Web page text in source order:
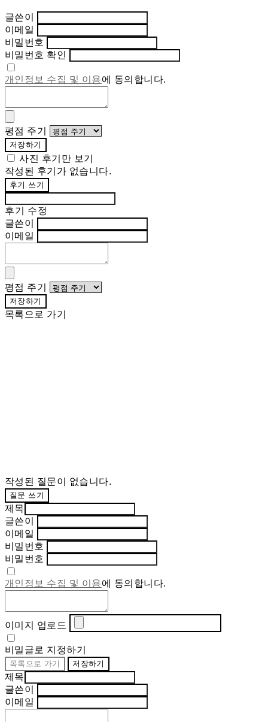
글쓴이
이메일
비밀번호
비밀번호 확인
개인정보 수집 및 이용에 동의합니다.
평점 주기
저장하기
사진 후기만 보기
작성된 후기가 없습니다.
후기 쓰기
후기 수정
글쓴이
이메일
평점 주기
저장하기
목록으로 가기
작성된 질문이 없습니다.
질문 쓰기
제목
글쓴이
이메일
비밀번호
비밀번호
개인정보 수집 및 이용에 동의합니다.
이미지 업로드
비밀글로 지정하기
목록으로 가기 저장하기
제목
글쓴이
이메일